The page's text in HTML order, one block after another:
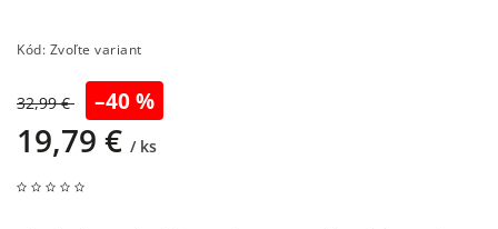
Kód: Zvoľte variant
32,99 € –40 %
19,79 € / ks